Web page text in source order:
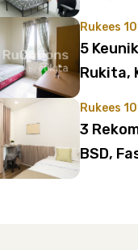
Rukees
5
Rukita,
Rukees
3
BSD,